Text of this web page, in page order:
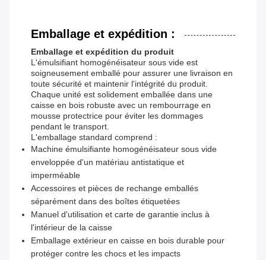
Emballage et expédition :
Emballage et expédition du produit
L'émulsifiant homogénéisateur sous vide est
soigneusement emballé pour assurer une livraison en
toute sécurité et maintenir l'intégrité du produit.
Chaque unité est solidement emballée dans une
caisse en bois robuste avec un rembourrage en
mousse protectrice pour éviter les dommages
pendant le transport.
L'emballage standard comprend :
Machine émulsifiante homogénéisateur sous vide
enveloppée d'un matériau antistatique et
imperméable
Accessoires et pièces de rechange emballés
séparément dans des boîtes étiquetées
Manuel d'utilisation et carte de garantie inclus à
l'intérieur de la caisse
Emballage extérieur en caisse en bois durable pour
protéger contre les chocs et les impacts